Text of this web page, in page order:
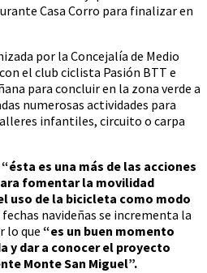
Casa Corro para finalizar en
por la Concejalía de Medio
el club ciclista Pasión BTT e
para concluir en la zona verde a
numerosas actividades para
infantiles, circuito o carpa
“ésta es una más de las acciones
fomentar la movilidad
uso de la bicicleta como modo
fechas navideñas se incrementa la
lo que “es un buen momento
y dar a conocer el proyecto
Monte San Miguel”.